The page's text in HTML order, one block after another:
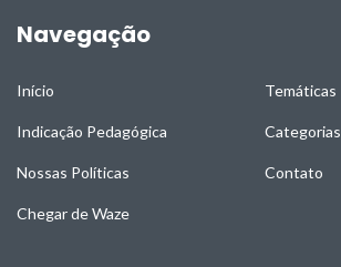
Navegação
Início Temáticas
Indicação Pedagógica Categorias
Nossas Políticas Contato
Chegar de Waze